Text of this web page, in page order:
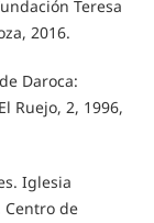
Teresa
2016.
Daroca:
Ruejo, 2, 1996,
Iglesia
Centro de